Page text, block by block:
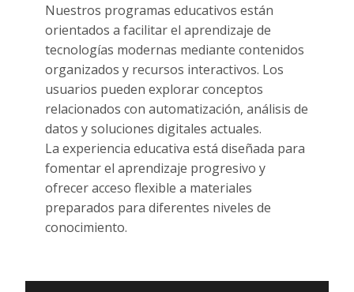
Nuestros programas educativos están
orientados a facilitar el aprendizaje de
tecnologías modernas mediante contenidos
organizados y recursos interactivos. Los
usuarios pueden explorar conceptos
relacionados con automatización, análisis de
datos y soluciones digitales actuales.
La experiencia educativa está diseñada para
fomentar el aprendizaje progresivo y
ofrecer acceso flexible a materiales
preparados para diferentes niveles de
conocimiento.